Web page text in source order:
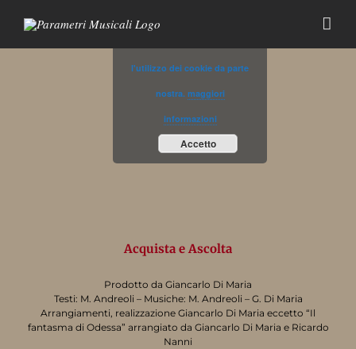
Acquista e Ascolta
Prodotto da Giancarlo Di Maria
Testi: M. Andreoli – Musiche: M. Andreoli – G. Di Maria
Arrangiamenti, realizzazione Giancarlo Di Maria eccetto “Il
fantasma di Odessa” arrangiato da Giancarlo Di Maria e Ricardo
Nanni
l'utilizzo dei cookie da parte
nostra. maggiori
informazioni
Accetto